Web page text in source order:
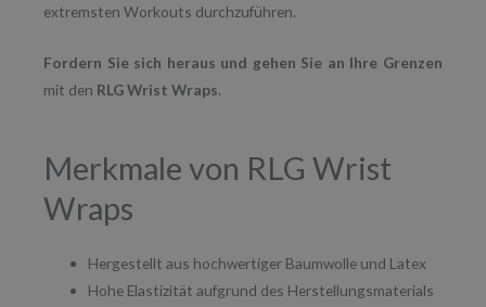
extremsten Workouts durchzuführen.
Fordern Sie sich heraus und gehen Sie an Ihre Grenzen
mit den RLG Wrist Wraps.
Merkmale von RLG Wrist
Wraps
Hergestellt aus hochwertiger Baumwolle und Latex
Hohe Elastizität aufgrund des Herstellungsmaterials